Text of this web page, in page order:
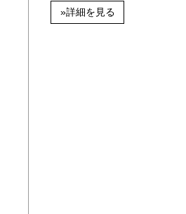
»詳細を見る